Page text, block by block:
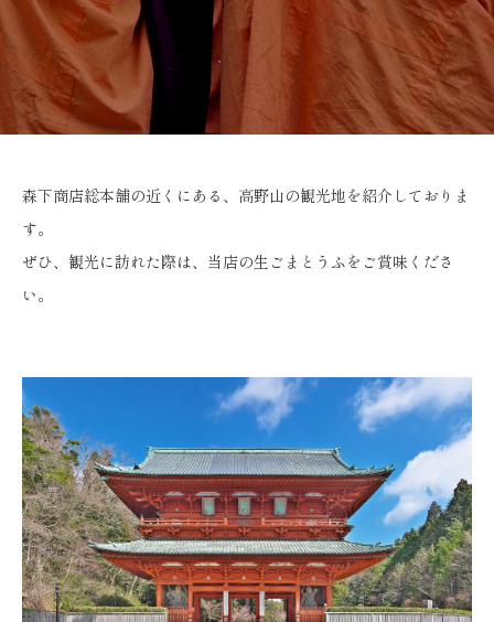
森下商店総本舗の近くにある、 高野山の観光地を紹介しておりま
す。
ぜひ、観光に訪れた際は、当店の生ごまとうふをご賞味くださ
い。